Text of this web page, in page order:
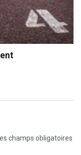
champs obligatoires